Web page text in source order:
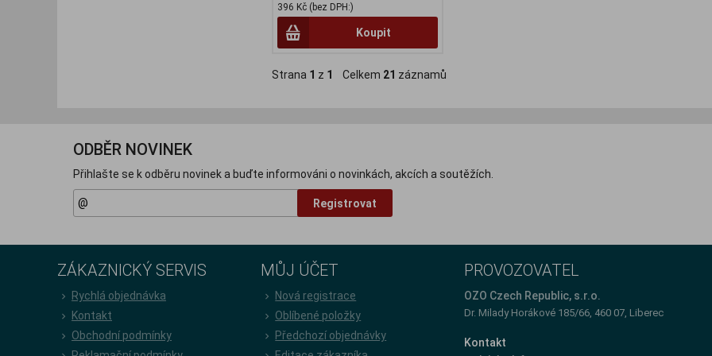
396 Kč (bez DPH:)
Koupit
Strana 1 z 1 Celkem 21 záznamů
ODBĚR NOVINEK
Přihlašte se k odběru novinek a buďte informováni o novinkách, akcích a soutěžích.
Registrovat
ZÁKAZNICKÝ SERVIS
Rychlá objednávka
Kontakt
Obchodní podmínky
MŮJ ÚČET
Nová registrace
Oblíbené položky
Předchozí objednávky
PROVOZOVATEL
OZO Czech Republic, s.r.o.
Dr. Milady Horákové 185/66, 460 07, Liberec
Kontakt